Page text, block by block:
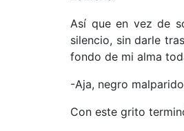
Así que en vez de
silencio, sin darle
fondo de mi alma
-Aja, negro
Con este grito